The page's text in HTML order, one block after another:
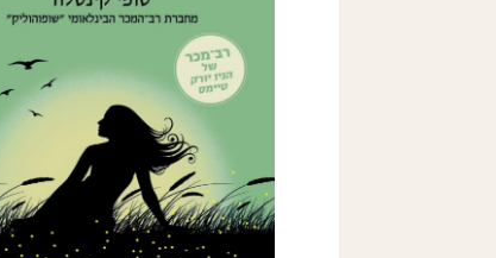
MY NOT SO
PERFECT
LIFE